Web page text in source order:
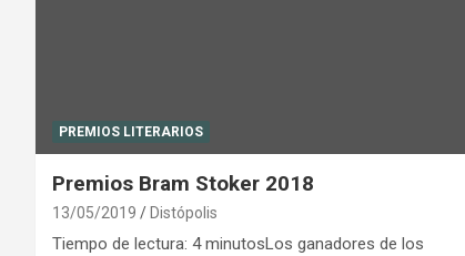
PREMIOS LITERARIOS
Premios Bram Stoker 2018
13/05/2019 Distópolis
Tiempo de lectura: 4 minutosLos ganadores de los